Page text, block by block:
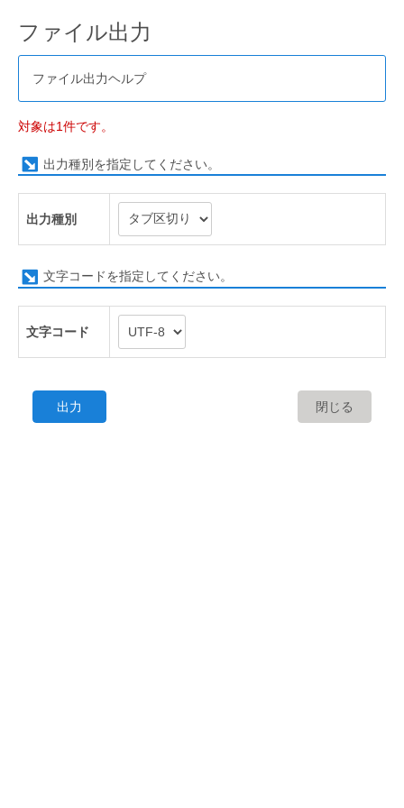
ファイル出力
ファイル出力ヘルプ
対象は1件です。
出力種別を指定してください。
出力種別
文字コードを指定してください。
文字コード